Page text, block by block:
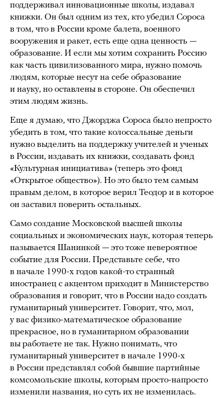
поддерживал инновационные школы, издавал
книжки. Он был одним из тех, кто убедил Сороса
в том, что в России кроме балета, военного
вооружения и ракет, есть еще одна ценность —
образование. И если мы хотим сохранить Россию
как часть цивилизованного мира, нужно помочь
людям, которые несут на себе образование
и науку, но оставлены в стороне. Он обеспечил
этим людям жизнь.
Еще я думаю, что Джорджа Сороса было непросто
убедить в том, что такие колоссальные деньги
нужно выделить на поддержку учителей и ученых
в России, издавать их книжки, создавать фонд
«Культурная инициатива» (теперь это фонд
«Открытое общество»). Но это было тем самым
правым делом, в которое верил Теодор и в которое
он заставил поверить остальных.
Само создание Московской высшей школы
социальных и экономических наук, которая теперь
называется Шанинкой — это тоже невероятное
событие для России. Представьте себе, что
в начале 1990-х годов какой-то странный
иностранец с акцентом приходит в Министерство
образования и говорит, что в России надо создать
гуманитарный университет. Говорит, что, мол,
у вас физико-математическое образование
прекрасное, но в гуманитарном образовании
вы работаете не так. Нужно понимать, что
гуманитарный университет в начале 1990-х
в России представлял собой бывшие партийные
комсомольские школы, которым просто-напросто
изменили названия, но суть их не изменилась.